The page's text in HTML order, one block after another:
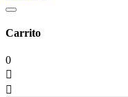
Carrito
0

